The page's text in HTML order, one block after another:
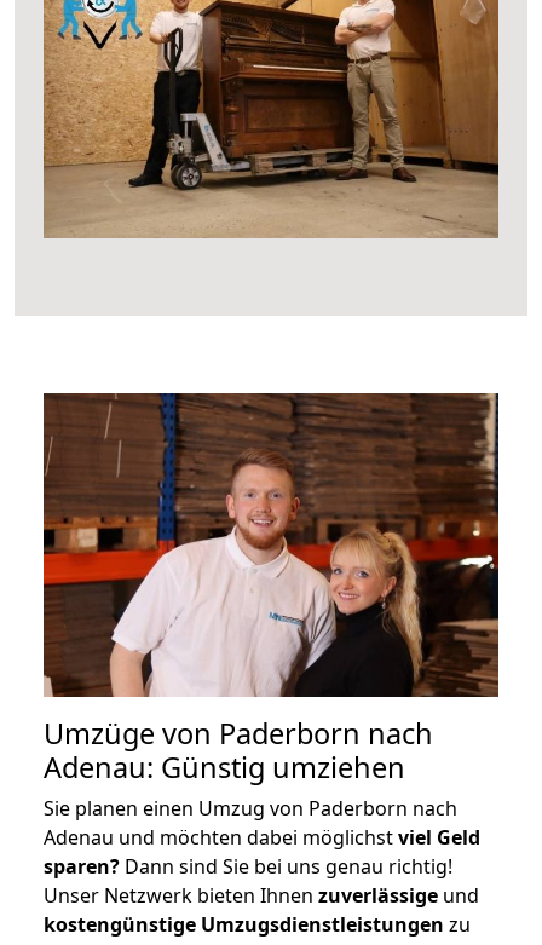
Umzüge von Paderborn nach
Adenau: Günstig umziehen
Sie planen einen Umzug von Paderborn nach
Adenau und möchten dabei möglichstviel Geld
sparen? Dann sind Sie bei uns genau richtig!
Unser Netzwerk bieten Ihnen zuverlässige und
kostengünstige Umzugsdienstleistungen zu